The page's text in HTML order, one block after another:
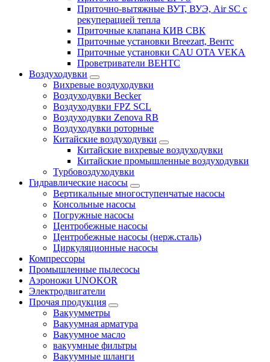
Приточно-вытяжные ВУТ, ВУЭ, Air SC с
рекуперацией тепла
Приточные клапана КИВ СВК
Приточные установки Breezart, Вентс
Приточные установки CAU OTA VEKA
Проветриватели ВЕНТС
Воздуходувки
Вихревые воздуходувки
Воздуходувки Becker
Воздуходувки FPZ SCL
Воздуходувки Zenova RB
Воздуходувки роторные
Китайские воздуходувки
Китайские вихревые воздуходувки
Китайские промышленные воздуходувки
Турбовоздуходувки
Гидравлические насосы
Вертикальные многоступенчатые насосы
Консольные насосы
Погружные насосы
Центробежные насосы
Центробежные насосы (нерж.сталь)
Циркуляционные насосы
Компрессоры
Промышленные пылесосы
Аэроножи UNOKOR
Электродвигатели
Прочая продукция
Вакуумметры
Вакуумная арматура
Вакуумное масло
вакуумные фильтры
Вакуумные шланги